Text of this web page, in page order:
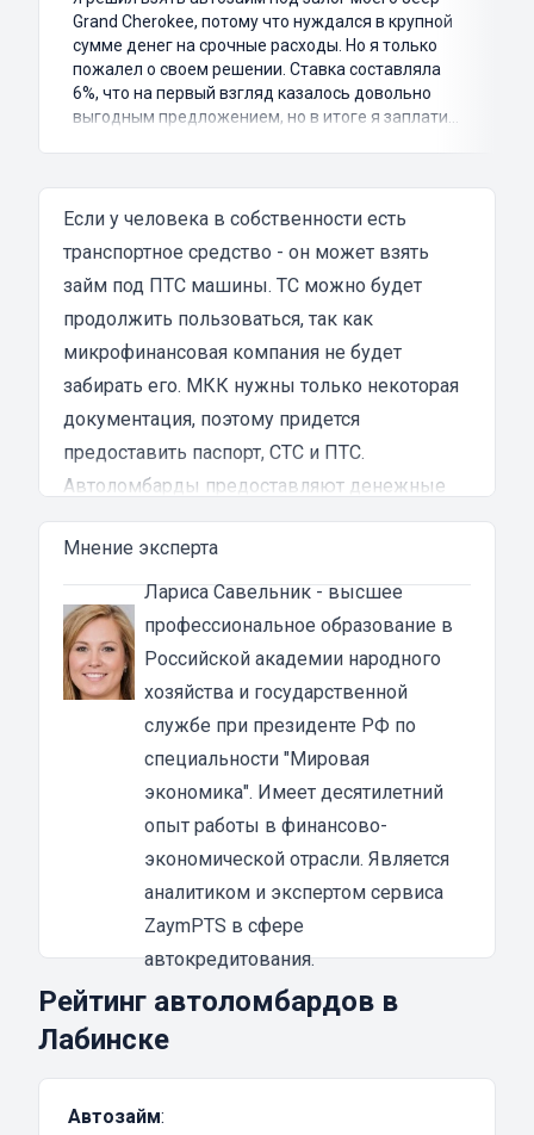
Grand Cherokee, потому что нуждался в крупной
сумме денег на срочные расходы. Но я только
пожалел о своем решении. Ставка составляла
6%, что на первый взгляд казалось довольно
выгодным предложением, но в итоге я заплатил
затянутым и занял много времени и усилий.
Никакого профессионализма и
Разочарование и раздражение - это все, что я
испытал в результате этого кредита...
Если у человека в собственности есть
транспортное средство - он может взять
займ под ПТС машины. ТС можно будет
продолжить пользоваться, так как
микрофинансовая компания не будет
забирать его. МКК нужны только некоторая
документация, поэтому придется
предоставить паспорт, СТС и ПТС.
Автоломбарды предоставляют денежные
средства на различные потребительские
нужды. Человек может тратить деньги на
любые нужды. Кредитора не будет
интересовать, на какие цели клиент потратит
полученный займ.
Как оформить займ под залог авто онлайн
Займ под залог ПТС сможет выручить
человека в любой ситуации. Для того чтобы
взять кредит, необходимо найти
проверенную коммерческую структуру. При
выборе компании следует обращать
внимание на процентную ставку, срок
кредитования, наличие скрытых комиссий и
т.д.
Как оформить моментальный займ под авто
найти подходящее МКК и оставить заявку на
заполнить специальную форму на странице;
Мнение эксперта
Лариса Савельник- высшее
профессиональное образование в
Российской академии народного
хозяйства и государственной
службе при президенте РФ по
специальности "Мировая
экономика". Имеет десятилетний
опыт работы в финансово-
экономической отрасли. Является
аналитиком и экспертом сервиса
ZaymPTS в сфере
автокредитования.
Рейтинг автоломбардов в
Лабинске
Автозайм: